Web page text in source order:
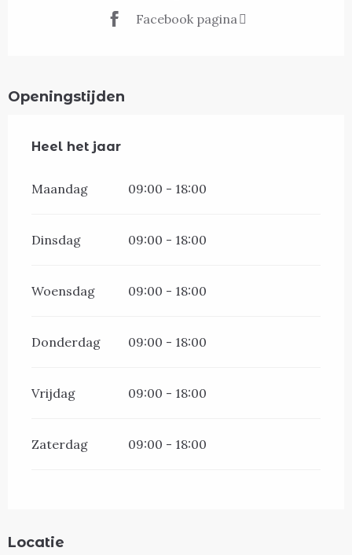
Facebook pagina
Openingstijden
Heel het jaar
Heel het jaar
Maandag 09:00 - 18:00
Dinsdag 09:00 - 18:00
Woensdag 09:00 - 18:00
Donderdag 09:00 - 18:00
Vrijdag 09:00 - 18:00
Zaterdag 09:00 - 18:00
Locatie